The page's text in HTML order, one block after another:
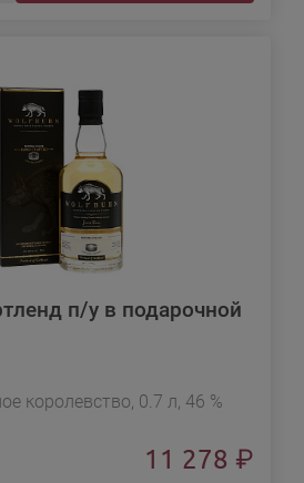
п/у в подарочной
королевство, 0.7 л, 46 %
11 278 ₽